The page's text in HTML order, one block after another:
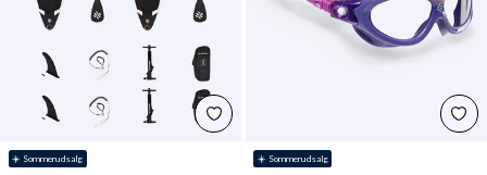
☀️ Sommerudsalg ☀️ Sommerudsalg